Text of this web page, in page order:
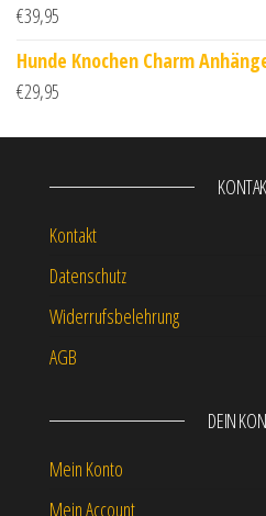
€39,95
Hunde Knochen Charm
€29,95
Kontakt
Datenschutz
Widerrufsbelehrung
AGB
DEIN
Mein Konto
Mein Account